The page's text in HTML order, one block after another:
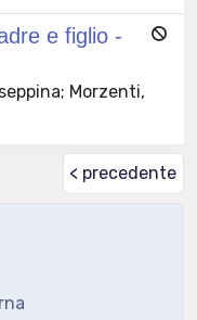
e figlio -
Morzenti,
< precedente